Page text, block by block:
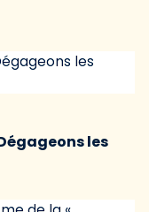
les